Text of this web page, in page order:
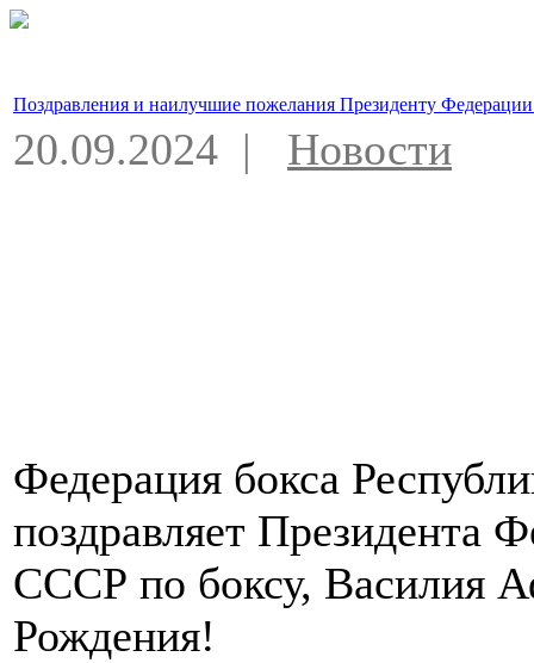
Поздравления и наилучшие пожелания Президенту
20.09.2024 | Новости
Федерация бокса
поздравляет Президента
СССР по боксу, Василия
Рождения!